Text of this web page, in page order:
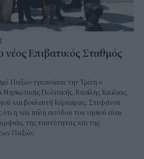
νέος Επιβατικός Σταθμός
Παξών εγκαινίασε την Τρίτη ο
Πολιτικής, Βασίλης Κικίλιας,
και βουλευτή Κέρκυρας, Στεφάνου
η νέα πύλη εισόδου του νησιού είναι
της ταυτότητας και της
Παξών.